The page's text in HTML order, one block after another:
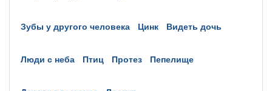
зубы у другого человека цинк видеть дочь
люди с неба птиц протез пепелище